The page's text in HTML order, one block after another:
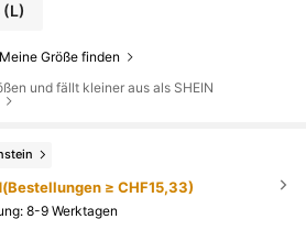
(L)
Meine Größe finden
und fällt kleiner aus als SHEIN
≥ CHF15,33)
8-9 Werktagen